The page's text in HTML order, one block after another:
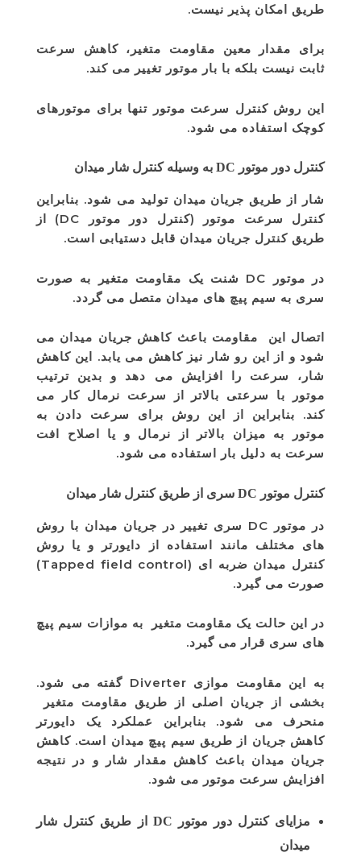
طریق امکان پذیر نیست.
برای مقدار معین مقاومت متغیر، کاهش سرعت
ثابت نیست بلکه با بار موتور تغییر می کند.
این روش کنترل سرعت موتور تنها برای موتورهای
کوچک استفاده می شود.
کنترل دور موتور DC به وسیله کنترل شار میدان
شار از طریق جریان میدان تولید می شود. بنابراین
کنترل سرعت موتور (کنترل دور موتور DC) از
طریق کنترل جریان میدان قابل دستیابی است.
در موتور DC شنت یک مقاومت متغیر به صورت
سری به سیم پیچ های میدان متصل می گردد.
اتصال این مقاومت باعث کاهش جریان میدان می
شود و از این رو شار نیز کاهش می یابد. این کاهش
شار، سرعت را افزایش می دهد و بدین ترتیب
موتور با سرعتی بالاتر از سرعت نرمال کار می
کند. بنابراین از این روش برای سرعت دادن به
موتور به میزان بالاتر از نرمال و یا اصلاح افت
سرعت به دلیل بار استفاده می شود.
کنترل موتور DC سری از طریق کنترل شار میدان
در موتور DC سری تغییر در جریان میدان با روش
های مختلف مانند استفاده از دایورتر و یا روش
کنترل میدان ضربه ای (Tapped field control)
صورت می گیرد.
در این حالت یک مقاومت متغیر به موازات سیم پیچ
های سری قرار می گیرد.
به این مقاومت موازی Diverter گفته می شود.
بخشی از جریان اصلی از طریق مقاومت متغیر
منحرف می شود. بنابراین عملکرد یک دایورتر
کاهش جریان از طریق سیم پیچ میدان است. کاهش
جریان میدان باعث کاهش مقدار شار و در نتیجه
افزایش سرعت موتور می شود.
مزایای کنترل دور موتور DC از طریق کنترل شار
میدان